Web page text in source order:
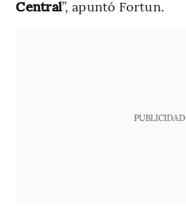
Central”, apuntó Fortun.
PUBLICIDAD